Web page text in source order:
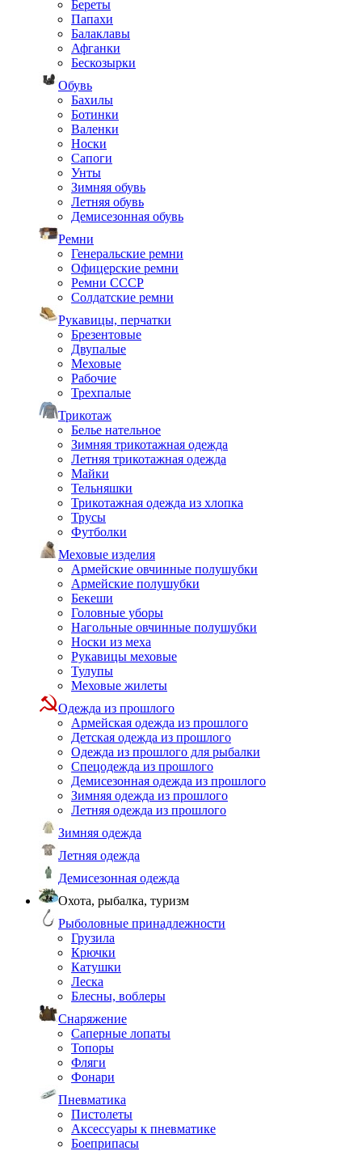
Береты
Папахи
Балаклавы
Афганки
Бескозырки
Обувь
Бахилы
Ботинки
Валенки
Носки
Сапоги
Унты
Зимняя обувь
Летняя обувь
Демисезонная обувь
Ремни
Генеральские ремни
Офицерские ремни
Ремни СССР
Солдатские ремни
Рукавицы, перчатки
Брезентовые
Двупалые
Меховые
Рабочие
Трехпалые
Трикотаж
Белье нательное
Зимняя трикотажная одежда
Летняя трикотажная одежда
Майки
Тельняшки
Трикотажная одежда из хлопка
Трусы
Футболки
Меховые изделия
Армейские овчинные полушубки
Армейские полушубки
Бекеши
Головные уборы
Нагольные овчинные полушубки
Носки из меха
Рукавицы меховые
Тулупы
Меховые жилеты
Одежда из прошлого
Армейская одежда из прошлого
Детская одежда из прошлого
Одежда из прошлого для рыбалки
Спецодежда из прошлого
Демисезонная одежда из прошлого
Зимняя одежда из прошлого
Летняя одежда из прошлого
Зимняя одежда
Летняя одежда
Демисезонная одежда
Охота, рыбалка, туризм
Рыболовные принадлежности
Грузила
Крючки
Катушки
Леска
Блесны, воблеры
Снаряжение
Саперные лопаты
Топоры
Фляги
Фонари
Пневматика
Пистолеты
Аксессуары к пневматике
Боеприпасы